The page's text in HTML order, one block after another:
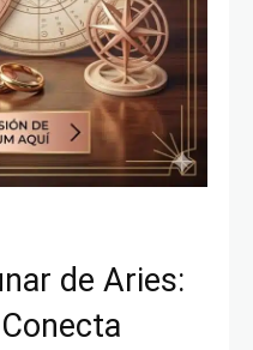
de Aries: